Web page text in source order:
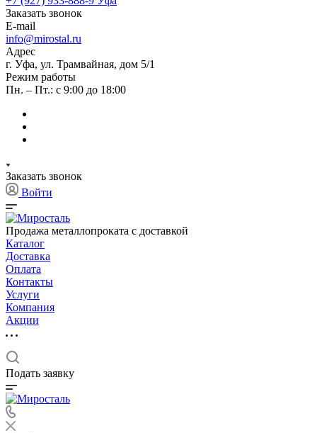
Заказать звонок
E-mail
info@mirostal.ru
Адрес
г. Уфа, ул. Трамвайная, дом 5/1
Режим работы
Пн. – Пт.: с 9:00 до 18:00
Заказать звонок
Войти
Продажа металлопроката с доставкой
Каталог
Доставка
Оплата
Контакты
Услуги
Компания
Акции
Подать заявку